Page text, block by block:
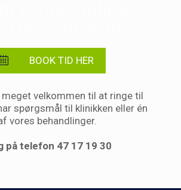
BOOK TID HER
meget velkommen til at ringe til
spørgsmål til klinikken eller én
vores behandlinger.
på telefon 47 17 19 30